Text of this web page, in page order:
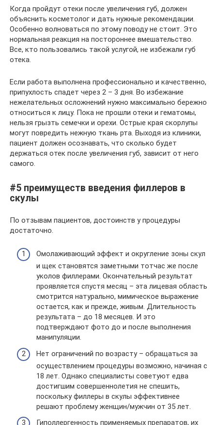
Когда пройдут отеки после увеличения губ, должен
объяснить косметолог и дать нужные рекомендации.
Особенно волноваться по этому поводу не стоит. Это
нормальная реакция на постороннее вмешательство.
Все, кто пользовались такой услугой, не избежали губ
отека.
Если работа выполнена профессионально и качественно,
припухлость спадет через 2 – 3 дня. Во избежание
нежелательных осложнений нужно максимально бережно
относиться к лицу. Пока не прошли отеки и гематомы,
нельзя грызть семечки и орехи. Острые края скорлупы
могут повредить нежную ткань рта. Выходя из клиники,
пациент должен осознавать, что сколько будет
держаться отек после увеличения губ, зависит от него
самого.
#5 преимуществ введения филлеров в
скулы
По отзывам пациентов, достоинств у процедуры
достаточно.
Омолаживающий эффект и округление зоны скул
и щек становятся заметными тотчас же после
уколов филлерами. Окончательный результат
проявляется спустя месяц – эта лицевая область
смотрится натурально, мимическое выражение
остается, как и прежде, живым. Длительность
результата – до 18 месяцев. И это
подтверждают фото до и после выполнения
манипуляции.
Нет ограничений по возрасту – обращаться за
осуществлением процедуры возможно, начиная с
18 лет. Однако специалисты советуют едва
достигшим совершеннолетия не спешить,
поскольку филлеры в скулы эффективнее
решают проблему женщин/мужчин от 35 лет.
Гиполлергенность применяемых препаратов, их